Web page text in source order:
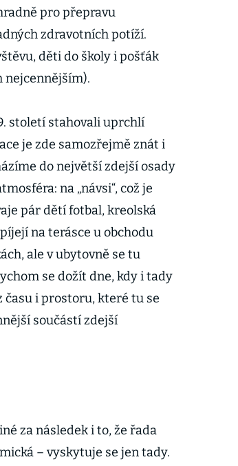
pro přepravu
zdravotních potíží.
děti do školy i pošťák
nejcennějším).
století stahovali uprchlí
je zde samozřejmě znát i
do největší zdejší osady
na „návsi“, což je
pár dětí fotbal, kreolská
na terásce u obchodu
ale v ubytovně se tu
se dožít dne, kdy i tady
i prostoru, které tu se
součástí zdejší
za následek i to, že řada
– vyskytuje se jen tady.